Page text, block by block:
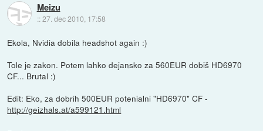
Meizu
::27. dec 2010, 17:58
Ekola, Nvidia dobila headshot again :)
Tole je zakon. Potem lahko dejansko za 560EUR dobiš HD6970
CF... Brutal :)
Edit: Eko, za dobrih 500EUR potenialni "HD6970" CF -
http://geizhals.at/a599121.html